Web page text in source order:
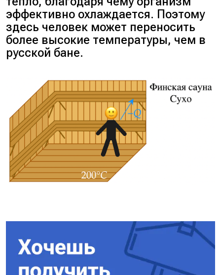
эффективно охлаждается. Поэтому
здесь человек может переносить
более высокие температуры, чем в
русской бане.